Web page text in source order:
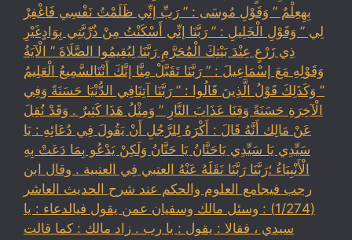
بِهِعِلْمٌ ” وَقَوْلِ مُوسَى : ” رَبِّ إنِّي ظَلَمْتُ نَفْسِي فَاغْفِرْ
لِي ” وَقَوْلِ الْخَلِيلِ : ” رَبَّنَا إنِّي أَسْكَنْتُ مِنْ ذُرِّيَّتِي بِوَادٍغَيْرِ
ذِي زَرْعٍ عِنْدَ بَيْتِكَ الْمُحَرَّمِ رَبَّنَا لِيُقِيمُوا الصَّلَاةَ ” الْآيَةُ
وَقَوْلِهِ مَعَ إسْمَاعِيلَ : ” رَبَّنَا تَقَبَّلْ مِنَّا إنَّكَ أَنْتَالسَّمِيعُ الْعَلِيمُ
” وَكَذَلِكَ قَوْلُ الَّذِينَ قَالُوا : ” رَبَّنَا آتِنَافِي الدُّنْيَا حَسَنَةً وَفِي
الْآخِرَةِ حَسَنَةً وَقِنَا عَذَابَ النَّارِ ” وَمِثْلُ هَذَا كَثِيرٌ . وَقَدْ نُقِلَ
عَنْ مَالِك أَنَّهُ قَالَ : أَكْرَهُ لِلرَّجُلِ أَنْ يَقُولَ فِي دُعَائِهِ : يَا
سَيِّدِي يَا سَيِّدِي يَاحَنَّانُ يَا حَنَّانُ وَلَكِنْ يَدْعُو بِمَا دَعَتْ بِهِ
الْأَنْبِيَاءُ ؛رَبَّنَا رَبَّنَا نَقَلَهُ عَنْهُ العتبي فِي العتبية . وقال ابن
رجب فيجامع العلوم والحكم عند شرح الحديث العاشر
(1/274) : وسئل مالك وسفيان عمن يقول فيالدعاء : يا
سيدي ، فقالا : يقول : يا رب . زاد مالك : كما قالت